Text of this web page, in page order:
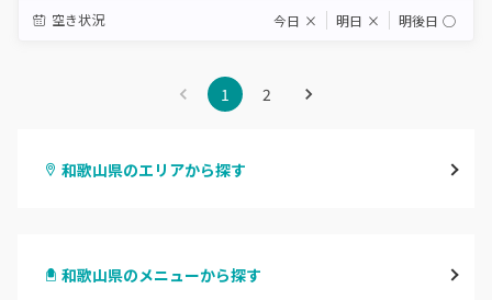
空き状況 今日 × 明日 × 明後日 ◯
1 2
和歌山県のエリアから探す
海南・有田
和歌山県のメニューから探す